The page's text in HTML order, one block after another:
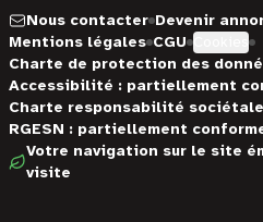
Nous contacter Devenir
Mentions légales CGU
Charte de protection des
Accessibilité : partiellement
Charte responsabilité
RGESN : partiellement
Votre navigation sur le site
visite